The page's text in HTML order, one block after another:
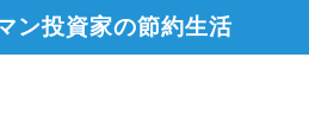
ン投資家の節約生活